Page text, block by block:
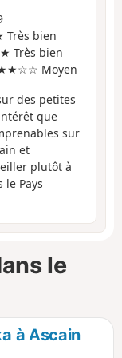
bien
Très bien
Moyen
des petites
que
sur
et
plutôt à
Pays
le
à Ascain